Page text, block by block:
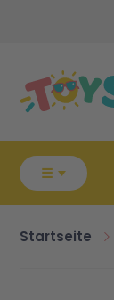
☰
Startseite